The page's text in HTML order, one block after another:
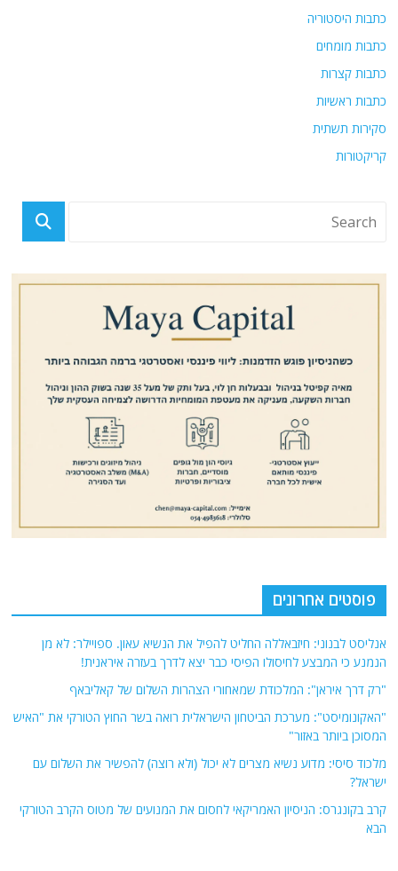
כתבות היסטוריה
כתבות מומחים
כתבות קצרות
כתבות ראשיות
סקירות תשתית
קריקטורות
פוסטים אחרונים
אנליסט לבנוני: חיזבאללה החליט להפיל את הנשיא עאון. ספויילר: לא מן
הנמנע כי המבצע לחיסולו הפיסי כבר יצא לדרך בעזרה איראנית!
"רק דרך איראן": המלכודת שמאחורי הצהרות השלום של קאליבאף
"האקונומיסט": מערכת הביטחון הישראלית רואה בשר החוץ הטורקי את "האיש
המסוכן ביותר באזור"
מלכוד סיסי: מדוע נשיא מצרים לא יכול (ולא רוצה) להפשיר את השלום עם
ישראל?
קרב בקונגרס: הניסיון האמריקאי לחסום את המנועים של מטוס הקרב הטורקי
הבא